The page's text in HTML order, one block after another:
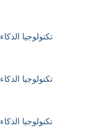
تكنولوجيا
تكنولوجيا
تكنولوجيا